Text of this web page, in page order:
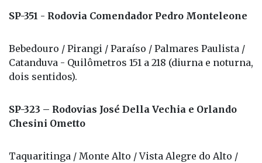
SP-351 - Rodovia Comendador Pedro Monteleone
Bebedouro / Pirangi / Paraíso / Palmares Paulista /
Catanduva - Quilômetros 151 a 218 (diurna e noturna,
dois sentidos).
SP-323 – Rodovias José Della Vechia e Orlando
Chesini Ometto
Taquaritinga / Monte Alto / Vista Alegre do Alto /